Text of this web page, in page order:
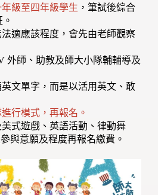
級至四年級學生 ，筆試後綜合
適應該程度，會先由老師觀察
外師、助教及師大小隊輔輔導及
文單字，而是以活用英文、敢
行模式，再報名。
式遊戲、英語活動、律動舞
與意願及程度再報名繳費。